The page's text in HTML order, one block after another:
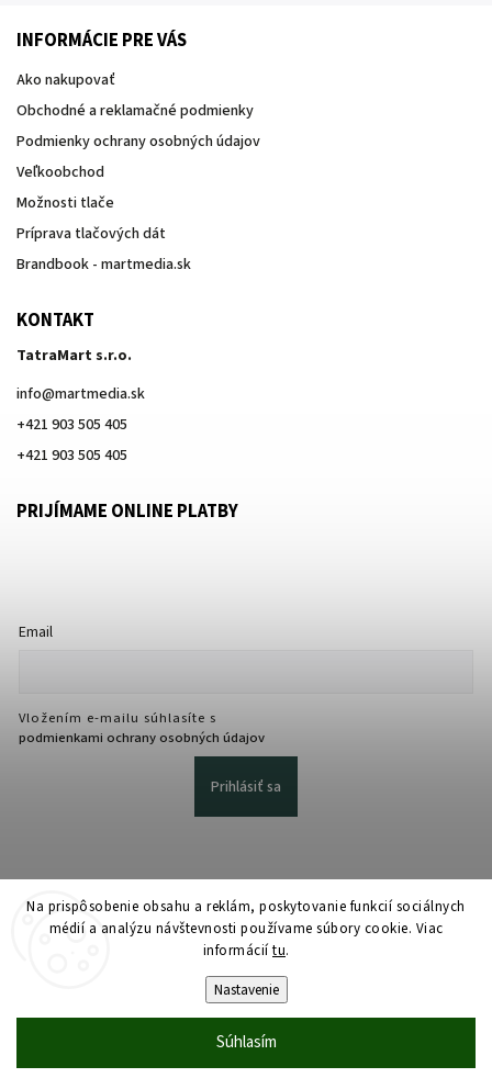
Na prispôsobenie obsahu a reklám, poskytovanie funkcií sociálnych
médií a analýzu návštevnosti používame súbory cookie. Viac
informáciítu.
Nastavenie
Súhlasím
INFORMÁCIE PRE VÁS
Ako nakupovať
Obchodné a reklamačné podmienky
Podmienky ochrany osobných údajov
Veľkoobchod
Možnosti tlače
Príprava tlačových dát
Brandbook - martmedia.sk
KONTAKT
TatraMart s.r.o.
info@martmedia.sk
+421 903 505 405
+421 903 505 405
PRIJÍMAME ONLINE PLATBY
Email
Vložením e-mailu súhlasíte s
podmienkami ochrany osobných údajov
Prihlásiť sa
Upraviť nastavenie cookies